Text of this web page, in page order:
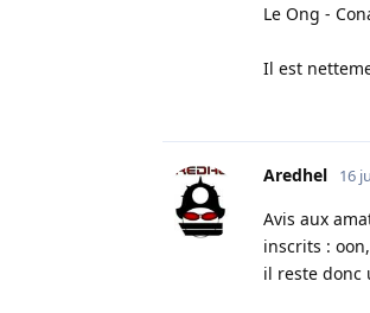
Le Ong -
Il est
Aredhel 16
Avis aux
inscrits :
il reste donc